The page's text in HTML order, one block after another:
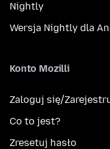
Nightly
Wersja Nightly dla
Konto Mozilli
Zaloguj się/
Co to jest?
Zresetuj hasło